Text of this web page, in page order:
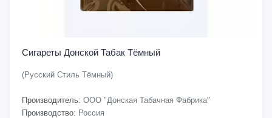
Сигареты Донской Табак Тёмный
(Русский Стиль Тёмный)
Производитель: ООО "Донская Табачная Фабрика"
Производство: Россия